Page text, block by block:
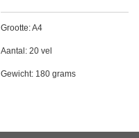
Grootte: A4
Aantal: 20 vel
Gewicht: 180 grams